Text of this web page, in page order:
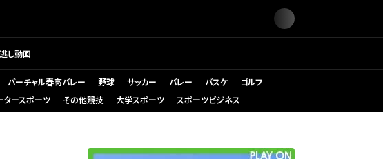
し動画
バーチャル春高バレー 野球 サッカー バレー バスケ
ゴルフ
タースポーツ その他競技 大学スポーツ スポーツビジネス